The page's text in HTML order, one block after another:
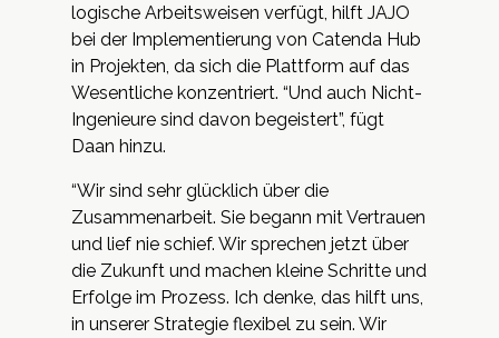
logische Arbeitsweisen verfügt, hilft JAJO
bei der Implementierung von Catenda Hub
in Projekten, da sich die Plattform auf das
Wesentliche konzentriert. “Und auch Nicht-
Ingenieure sind davon begeistert”, fügt
Daan hinzu.
“Wir sind sehr glücklich über die
Zusammenarbeit. Sie begann mit Vertrauen
und lief nie schief. Wir sprechen jetzt über
die Zukunft und machen kleine Schritte und
Erfolge im Prozess. Ich denke, das hilft uns,
in unserer Strategie flexibel zu sein. Wir